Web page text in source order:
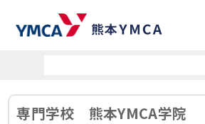
専門学校 熊本YMCA学院